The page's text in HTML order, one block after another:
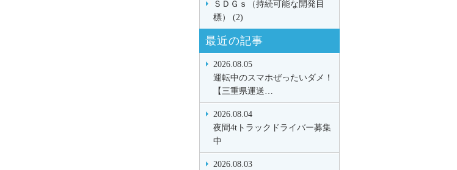
ＳＤＧｓ（持続可能な開発目
標） (2)
最近の記事
2026.08.05
運転中のスマホぜったいダメ！
【三重県運送…
2026.08.04
夜間4tトラックドライバー募集
中
2026.08.03